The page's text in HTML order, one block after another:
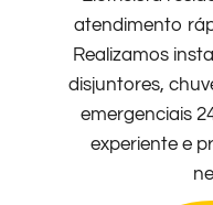
atendimento
Realizamos
disjuntores,
emergenciais
experiente e